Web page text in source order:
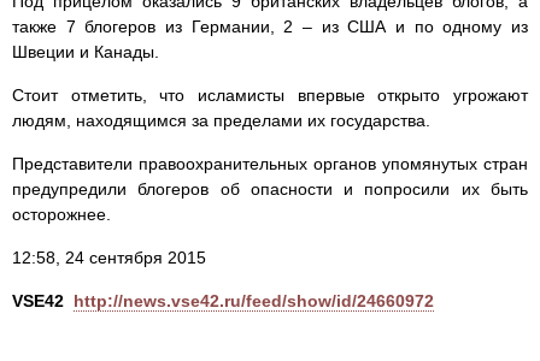
также 7 блогеров из Германии, 2 – из США и по одному из
Швеции и Канады.
Стоит отметить, что исламисты впервые открыто угрожают
людям, находящимся за пределами их государства.
Представители правоохранительных органов упомянутых стран
предупредили блогеров об опасности и попросили их быть
осторожнее.
12:58, 24 сентября 2015
VSE42 http://news.vse42.ru/feed/show/id/24660972